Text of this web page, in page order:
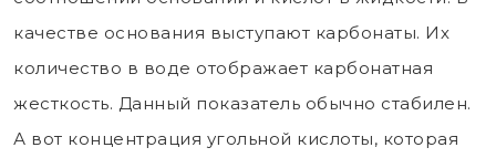
качестве основания выступают карбонаты. Их
количество в воде отображает карбонатная
жесткость. Данный показатель обычно стабилен.
А вот концентрация угольной кислоты, которая